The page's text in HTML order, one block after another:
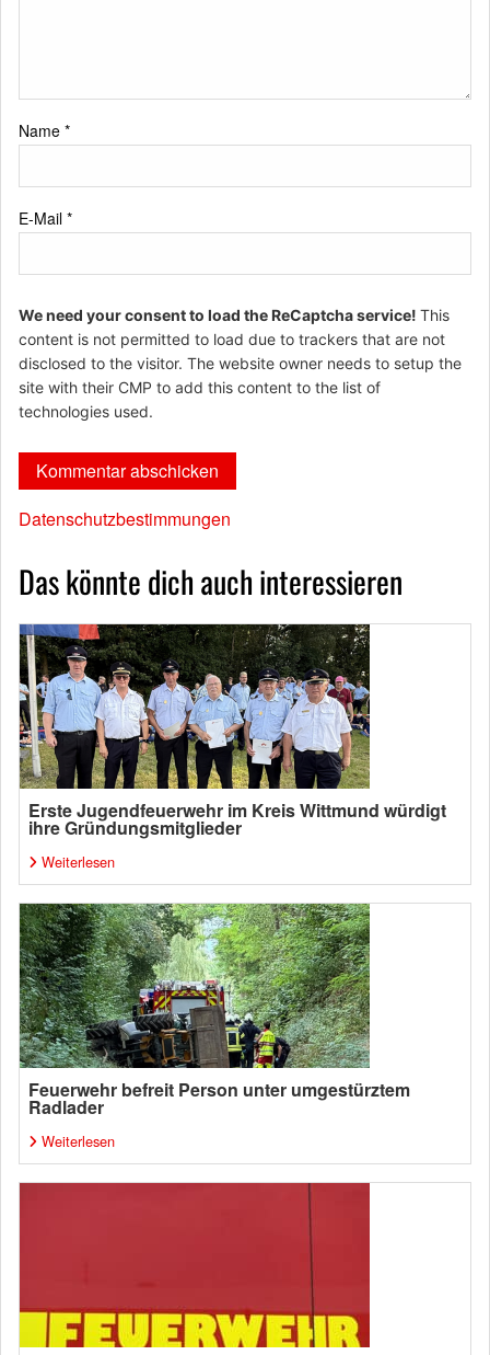
Name *
E-Mail *
We need your consent to load the ReCaptcha service! This
content is not permitted to load due to trackers that are not
disclosed to the visitor. The website owner needs to setup the
site with their CMP to add this content to the list of
technologies used.
Datenschutzbestimmungen
Das könnte dich auch interessieren
Erste Jugendfeuerwehr im Kreis Wittmund würdigt
ihre Gründungsmitglieder
Weiterlesen
Feuerwehr befreit Person unter umgestürztem
Radlader
Weiterlesen